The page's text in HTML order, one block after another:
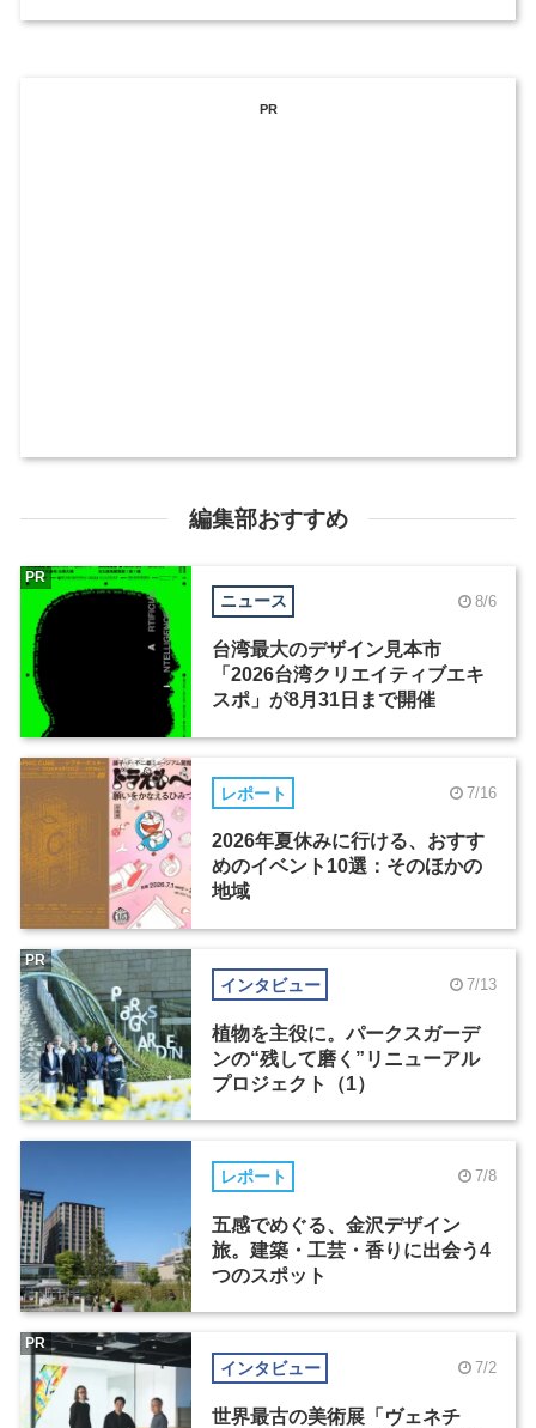
PR
編集部おすすめ
ニュース 8/6
台湾最大のデザイン見本市
「2026台湾クリエイティブエキ
スポ」が8月31日まで開催
PR
レポート 7/16
2026年夏休みに行ける、おすす
めのイベント10選：そのほかの
地域
インタビュー 7/13
植物を主役に。パークスガーデ
ンの“残して磨く”リニューアル
プロジェクト（1）
PR
レポート 7/8
五感でめぐる、金沢デザイン
旅。建築・工芸・香りに出会う4
つのスポット
インタビュー 7/2
世界最古の美術展「ヴェネチ
PR